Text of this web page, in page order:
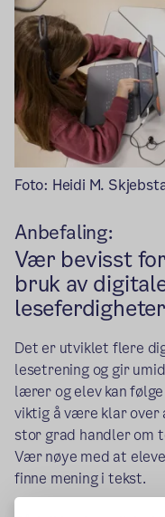
Foto: Heidi M.
Anbefaling:
Vær bevisst
bruk av
leseferdigheter
Det er utviklet flere
lesetrening og gir
lærer og elev kan
viktig å være klar over
stor grad handler om
Vær nøye med at
finne mening i tekst.